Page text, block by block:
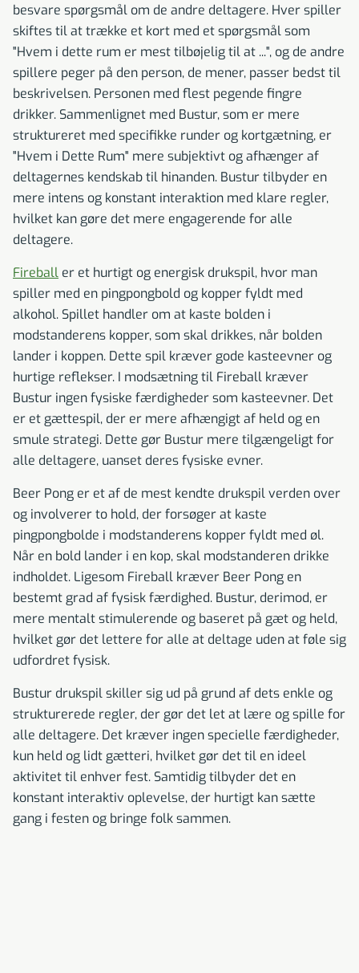
besvare spørgsmål om de andre deltagere. Hver spiller
skiftes til at trække et kort med et spørgsmål som
"Hvem i dette rum er mest tilbøjelig til at ...", og de andre
spillere peger på den person, de mener, passer bedst til
beskrivelsen. Personen med flest pegende fingre
drikker. Sammenlignet med Bustur, som er mere
struktureret med specifikke runder og kortgætning, er
"Hvem i Dette Rum" mere subjektivt og afhænger af
deltagernes kendskab til hinanden. Bustur tilbyder en
mere intens og konstant interaktion med klare regler,
hvilket kan gøre det mere engagerende for alle
deltagere.
Fireball er et hurtigt og energisk drukspil, hvor man
spiller med en pingpongbold og kopper fyldt med
alkohol. Spillet handler om at kaste bolden i
modstanderens kopper, som skal drikkes, når bolden
lander i koppen. Dette spil kræver gode kasteevner og
hurtige reflekser. I modsætning til Fireball kræver
Bustur ingen fysiske færdigheder som kasteevner. Det
er et gættespil, der er mere afhængigt af held og en
smule strategi. Dette gør Bustur mere tilgængeligt for
alle deltagere, uanset deres fysiske evner.
Beer Pong er et af de mest kendte drukspil verden over
og involverer to hold, der forsøger at kaste
pingpongbolde i modstanderens kopper fyldt med øl.
Når en bold lander i en kop, skal modstanderen drikke
indholdet. Ligesom Fireball kræver Beer Pong en
bestemt grad af fysisk færdighed. Bustur, derimod, er
mere mentalt stimulerende og baseret på gæt og held,
hvilket gør det lettere for alle at deltage uden at føle sig
udfordret fysisk.
Bustur drukspil skiller sig ud på grund af dets enkle og
strukturerede regler, der gør det let at lære og spille for
alle deltagere. Det kræver ingen specielle færdigheder,
kun held og lidt gætteri, hvilket gør det til en ideel
aktivitet til enhver fest. Samtidig tilbyder det en
konstant interaktiv oplevelse, der hurtigt kan sætte
gang i festen og bringe folk sammen.